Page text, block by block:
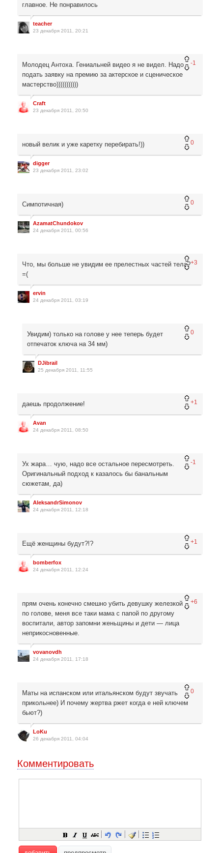
главное. Не понравилось
teacher
23 декабря 2011, 20:21
-1
Молодец Антоха. Гениальней видео я не видел. Надо
подать заявку на премию за актерское и сценическое
мастерство)))))))))))
Craft
23 декабря 2011, 20:50
0
новый велик и уже каретку перебирать!))
digger
23 декабря 2011, 23:02
0
Симпотичная)
AzamatChundokov
24 декабря 2011, 00:56
+3
Что, мы больше не увидим ее прелестных частей тела?
=(
ervin
24 декабря 2011, 03:19
0
Увидим) только на голове у нее теперь будет
отпечаток ключа на 34 мм)
DJibrail
25 декабря 2011, 11:55
+1
даешь продолжение!
Avan
24 декабря 2011, 08:50
-1
Ух жара… чую, надо все остальное пересмотреть.
Оригинальный подход к казалось бы банальным
сюжетам, да)
AleksandrSimonov
24 декабря 2011, 12:18
+1
Ещё женщины будут?!?
bomberfox
24 декабря 2011, 12:24
+6
прям очень конечно смешно убить девушку железкой
по голове, меня все таки мама с папой по другому
воспитали, автор запомни женьщины и дети — лица
неприкосновенные.
vovanovdh
24 декабря 2011, 17:18
0
Маты на испанском или итальянском будут звучать
прикольнее) И почему жертва ржет когда е ней ключем
бьют?)
LoKu
26 декабря 2011, 04:04
Комментировать